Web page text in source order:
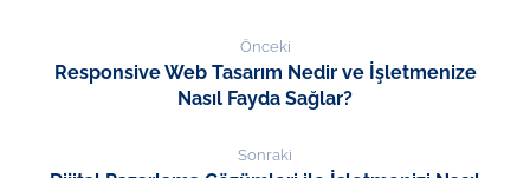
Önceki
Responsive Web Tasarım Nedir ve İşletmenize
Nasıl Fayda Sağlar?
Sonraki